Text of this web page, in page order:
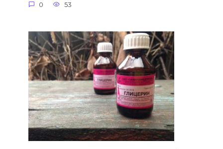
0 53